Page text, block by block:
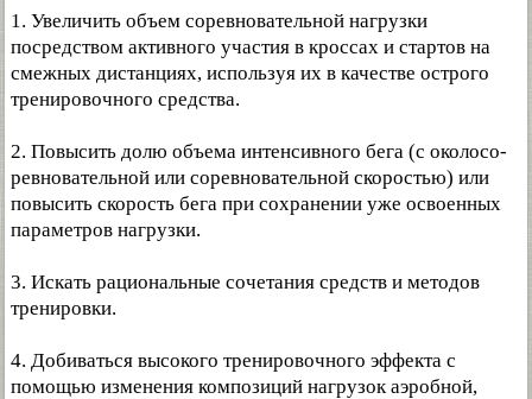
1. Увеличить объем соревновательной нагрузки
посредством активного участия в кроссах и стартов на
смежных дистанциях, используя их в качестве острого
тренировочного средства.
2. Повысить долю объема интенсивного бега (с околосо-
ревновательной или соревновательной скоростью) или
повысить скорость бега при сохранении уже освоенных
параметров нагрузки.
3. Искать рациональные сочетания средств и методов
тренировки.
4. Добиваться высокого тренировочного эффекта с
помощью изменения композиций нагрузок аэробной,